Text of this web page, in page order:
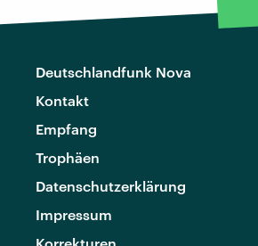
Deutschlandfunk Nova
Kontakt
Empfang
Trophäen
Datenschutzerklärung
Impressum